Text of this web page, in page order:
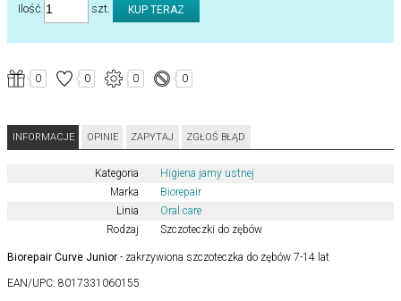
Ilość szt.
0 0 0 0
INFORMACJE OPINIE ZAPYTAJ ZGŁOŚ BŁĄD
Kategoria
Higiena jamy ustnej
Marka
Biorepair
Linia
Oral care
Rodzaj
Szczoteczki do zębów
Biorepair Curve Junior - zakrzywiona szczoteczka do zębów 7-14 lat
EAN/UPC: 8017331060155